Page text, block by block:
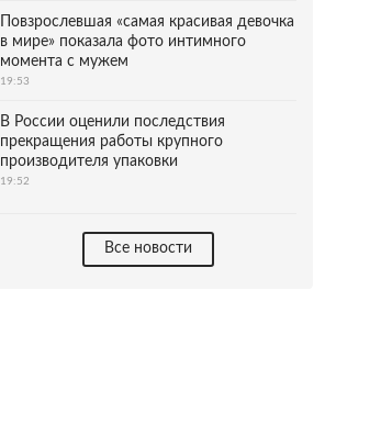
Повзрослевшая «самая красивая девочка
в мире» показала фото интимного
момента с мужем
19:53
В России оценили последствия
прекращения работы крупного
производителя упаковки
19:52
Все новости